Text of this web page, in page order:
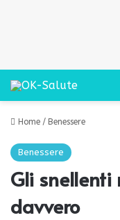
Home / Benessere
Benessere
Gli
davvero